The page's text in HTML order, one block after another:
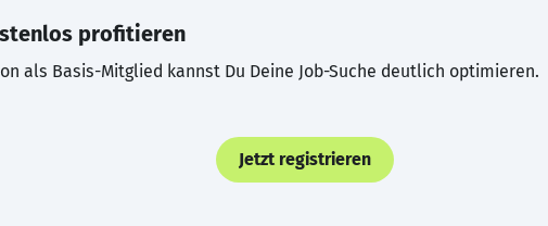
profitieren
als Basis-Mitglied kannst Du Deine Job-Suche deutlich optimieren.
Jetzt registrieren